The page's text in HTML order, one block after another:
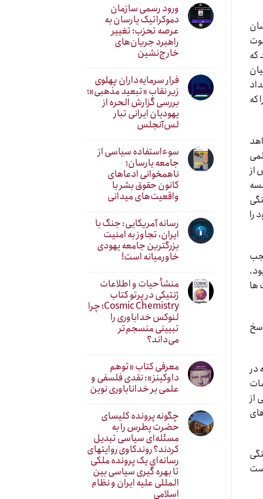
که
که
از
را
ها
در
از
ورود رسمی سازمان
دموکراتیک یارسان به
عرصه تحزب؛ تغییر
راهبرد جریان‌های
خارج‌نشین
فرار سرمایه‌داران پهلوی
زیر نقابِ «تبعید مذهبی»؛
بررسی گزارش الحره از
یهودیان ایرانی تبار
لس‌آنجلس
سوءاستفاده سیاسی از
جامعه یارسان؛
ناهمخوانی ادعاهای
کانون حقوق بشر با
واقعیت‌های میدانی
رسانه آمریکایی: جنگ با
ایران، تجاوز به امنیت
بزرگترین جامعه یهودی
خاورمیانه است!
منشأ حیات و اطلاعات
ژنتیکی در پرتو کتاب
Cosmic Chemistry؛ چرا
لنوکس خداباوری را
تبیینی منسجم‌تر
می‌داند؟
معرفی کتاب «توهم
داوکینز»: نقدی فلسفی و
علمی بر خداناباوری نوین
چگونه پرونده کلیسای
حضرت پطرس را به
مسئله‌ای سیاسی تبدیل
کردند؟ روندکاوی روایتهای
رسانه‌ایِ یک پرونده ملکی
تا بهره گیری سیاسی بین
المللی علیه ایران و نظام
اسلامی